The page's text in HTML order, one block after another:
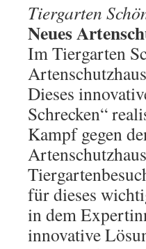
Tiergarten
Neues
Im Tiergarten
Dieses
Schrecken“
Kampf gegen
für dieses
in dem
innovative